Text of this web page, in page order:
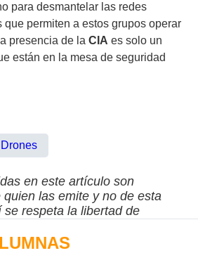
para desmantelar las redes
que permiten a estos grupos operar
presencia de la CIA es solo un
están en la mesa de seguridad
Drones
en este artículo son
las emite y no de esta
se respeta la libertad de